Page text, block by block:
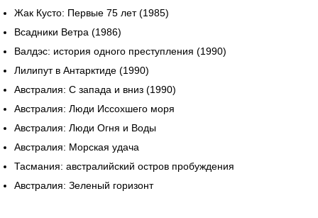
Жак Кусто: Первые 75 лет (1985)
Всадники Ветра (1986)
Валдэс: история одного преступления (1990)
Лилипут в Антарктиде (1990)
Австралия: С запада и вниз (1990)
Австралия: Люди Иссохшего моря
Австралия: Люди Огня и Воды
Австралия: Морская удача
Тасмания: австралийский остров пробуждения
Австралия: Зеленый горизонт